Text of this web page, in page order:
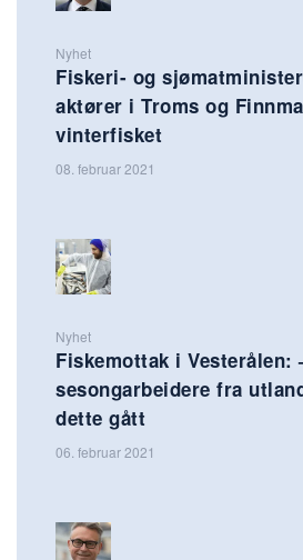
Nyhet
Fiskeri- og
aktører i Troms og
vinterfisket
08. februar 2021
Nyhet
Fiskemottak i Vesterålen:
sesongarbeidere fra
dette gått
06. februar 2021